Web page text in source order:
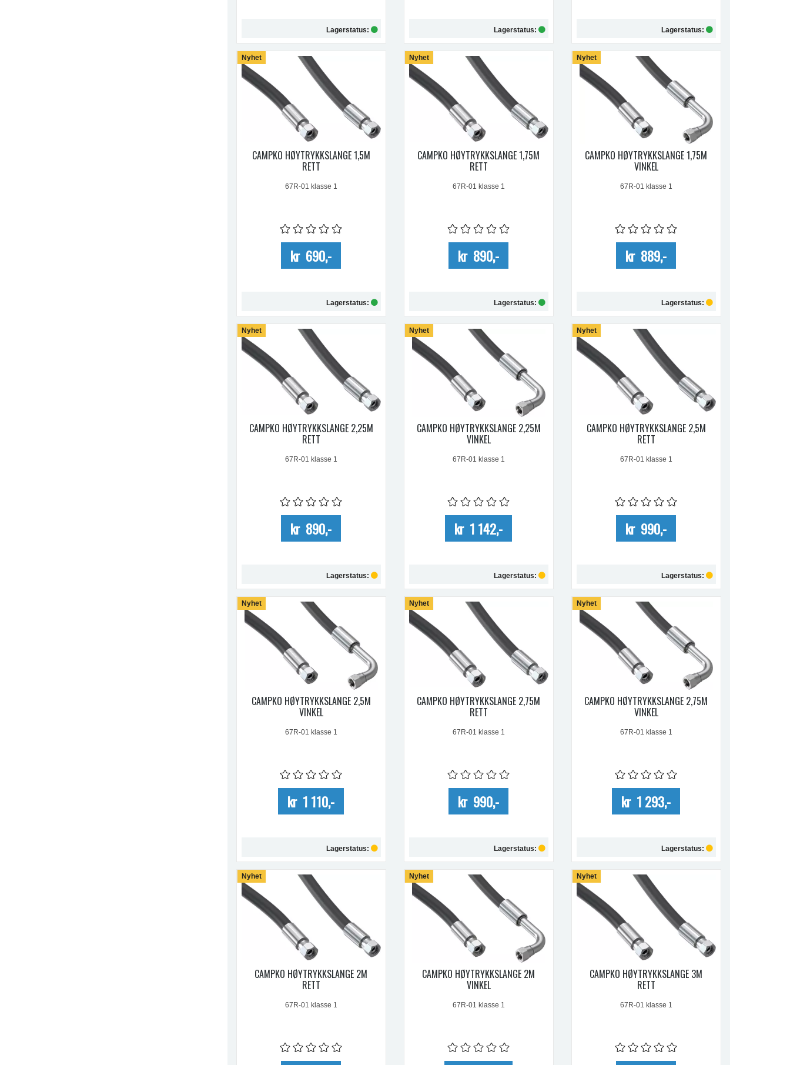
Lagerstatus:
Kjøp
Lagerstatus:
Kjøp
Lagerstatus:
Kjøp
Nyhet
CAMPKO HØYTRYKKSLANGE 1,5M
RETT
67R-01 klasse 1
kr 690,-
Lagerstatus:
Kjøp
Nyhet
CAMPKO HØYTRYKKSLANGE 1,75M
RETT
67R-01 klasse 1
kr 890,-
Lagerstatus:
Kjøp
Nyhet
CAMPKO HØYTRYKKSLANGE 1,75M
VINKEL
67R-01 klasse 1
kr 889,-
Lagerstatus:
Kjøp
Nyhet
CAMPKO HØYTRYKKSLANGE 2,25M
RETT
67R-01 klasse 1
kr 890,-
Lagerstatus:
Kjøp
Nyhet
CAMPKO HØYTRYKKSLANGE 2,25M
VINKEL
67R-01 klasse 1
kr 1 142,-
Lagerstatus:
Kjøp
Nyhet
CAMPKO HØYTRYKKSLANGE 2,5M
RETT
67R-01 klasse 1
kr 990,-
Lagerstatus:
Kjøp
Nyhet
CAMPKO HØYTRYKKSLANGE 2,5M
VINKEL
67R-01 klasse 1
kr 1 110,-
Lagerstatus:
Kjøp
Nyhet
CAMPKO HØYTRYKKSLANGE 2,75M
RETT
67R-01 klasse 1
kr 990,-
Lagerstatus:
Kjøp
Nyhet
CAMPKO HØYTRYKKSLANGE 2,75M
VINKEL
67R-01 klasse 1
kr 1 293,-
Lagerstatus:
Kjøp
Nyhet
CAMPKO HØYTRYKKSLANGE 2M
RETT
67R-01 klasse 1
Nyhet
CAMPKO HØYTRYKKSLANGE 2M
VINKEL
67R-01 klasse 1
Nyhet
CAMPKO HØYTRYKKSLANGE 3M
RETT
67R-01 klasse 1